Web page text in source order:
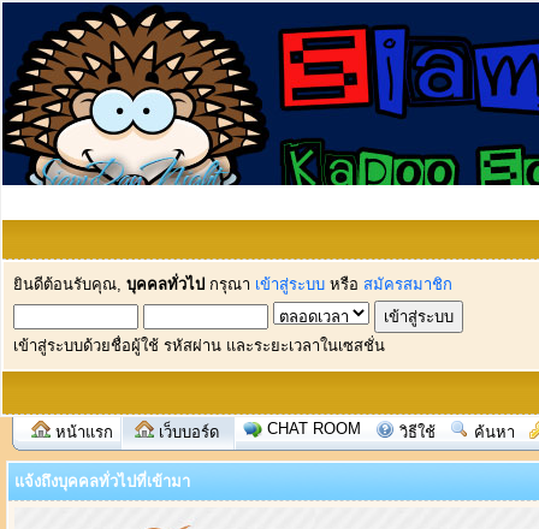
ยินดีต้อนรับคุณ, บุคคลทั่วไป กรุณา เข้าสู่ระบบ หรือ สมัครสมาชิก
เข้าสู่ระบบด้วยชื่อผู้ใช้ รหัสผ่าน และระยะเวลาในเซสชั่น
หน้าแรก เว็บบอร์ด CHAT ROOM วิธีใช้ ค้นหา
แจ้งถึงบุคคลทั่วไปที่เข้ามา